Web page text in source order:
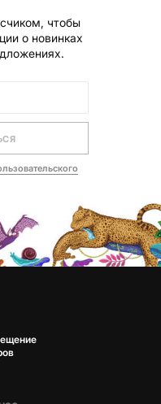
чтобы
о новинках